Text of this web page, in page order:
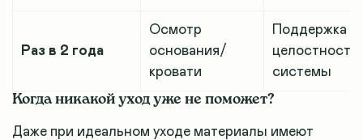
Раз в 2 года
Осмотр
основания/
кровати
Поддержка
целостности
системы
Когда никакой уход уже не поможет?
Даже при идеальном уходе материалы имеют